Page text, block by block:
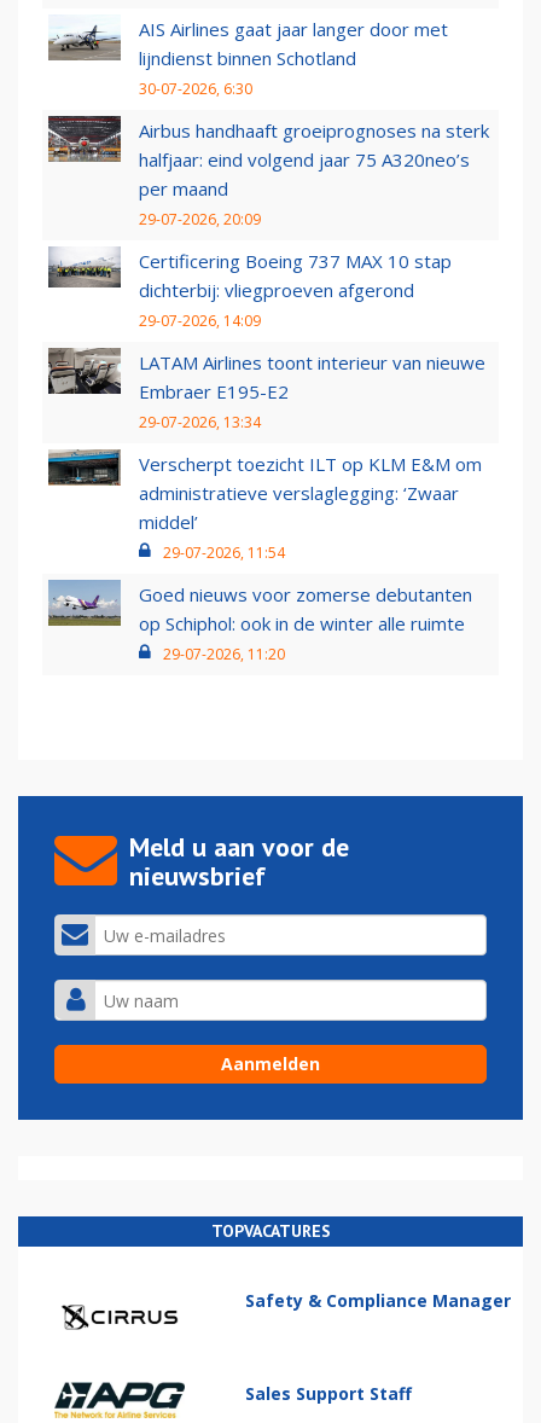
AIS Airlines gaat jaar langer door met
lijndienst binnen Schotland
30-07-2026, 6:30
Airbus handhaaft groeiprognoses na sterk
halfjaar: eind volgend jaar 75 A320neo’s
per maand
29-07-2026, 20:09
Certificering Boeing 737 MAX 10 stap
dichterbij: vliegproeven afgerond
29-07-2026, 14:09
LATAM Airlines toont interieur van nieuwe
Embraer E195-E2
29-07-2026, 13:34
Verscherpt toezicht ILT op KLM E&M om
administratieve verslaglegging: ‘Zwaar
middel’
29-07-2026, 11:54
Goed nieuws voor zomerse debutanten
op Schiphol: ook in de winter alle ruimte
29-07-2026, 11:20
Meld u aan voor de
nieuwsbrief
TOPVACATURES
Safety & Compliance Manager
Sales Support Staff